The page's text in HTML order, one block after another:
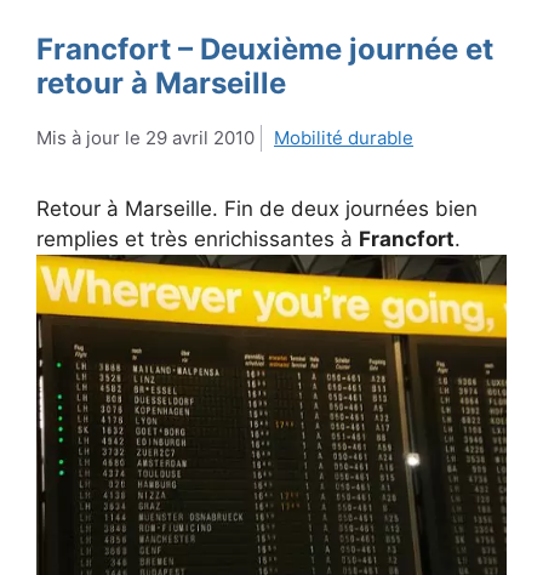
Francfort – Deuxième journée et
retour à Marseille
29 avril 2010 Mobilité durable
Retour à Marseille. Fin de deux journées bien
remplies et très enrichissantes à Francfort.